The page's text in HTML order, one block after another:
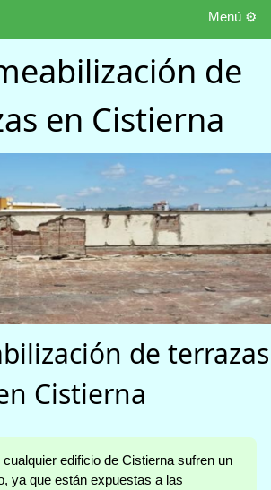
Menú ⚙️
de
en Cistierna
de terrazas
Cistierna
edificio de Cistierna sufren un
ya que están expuestas a las